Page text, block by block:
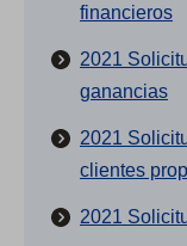
financieros
2021
ganancias
2021
clientes
2021